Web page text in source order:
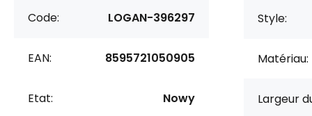
Code: LOGAN-396297
EAN: 8595721050905
Etat: Nowy
Style:
Matériau:
Largeur